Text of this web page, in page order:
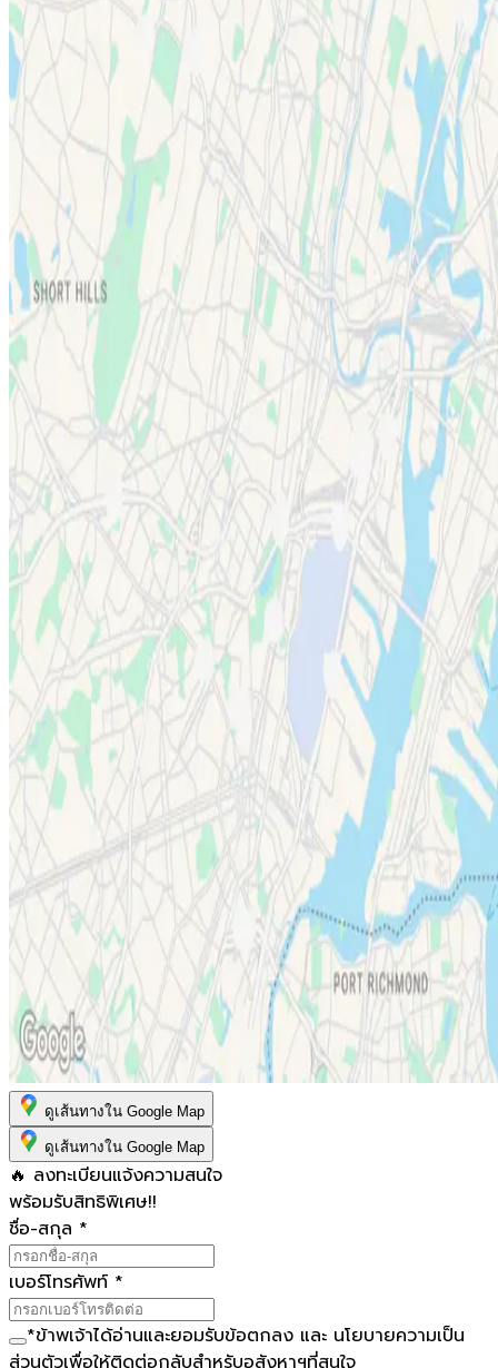
ดูเส้นทางใน Google Map
ดูเส้นทางใน Google Map
🔥 ลงทะเบียนแจ้งความสนใจ
พร้อมรับสิทธิพิเศษ!!
ชื่อ-สกุล *
เบอร์โทรศัพท์ *
*ข้าพเจ้าได้อ่านและยอมรับข้อตกลง และ นโยบายความเป็น
ส่วนตัวเพื่อให้ติดต่อกลับสำหรับอสังหาฯที่สนใจ